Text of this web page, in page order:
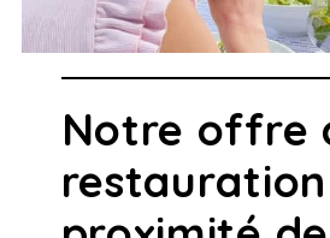
Notre offre